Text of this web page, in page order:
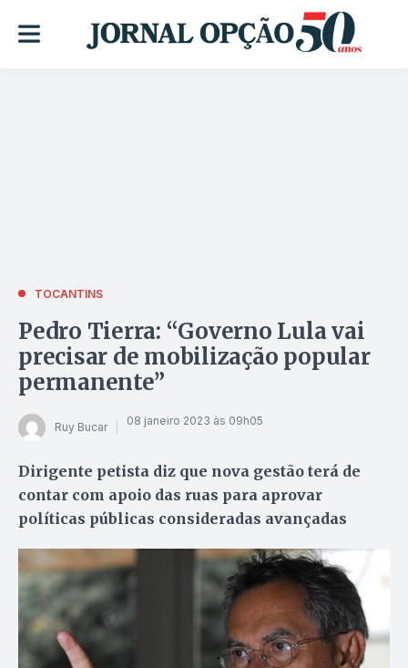
TOCANTINS
Pedro Tierra: “Governo Lula vai
precisar de mobilização popular
permanente”
Ruy Bucar 08 janeiro 2023 às 09h05
Dirigente petista diz que nova gestão terá de
contar com apoio das ruas para aprovar
políticas públicas consideradas avançadas